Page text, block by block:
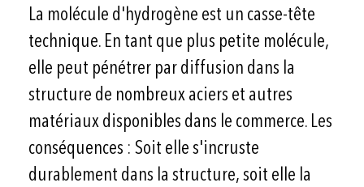
La molécule d'hydrogène est un casse-tête
technique. En tant que plus petite molécule,
elle peut pénétrer par diffusion dans la
structure de nombreux aciers et autres
matériaux disponibles dans le commerce. Les
conséquences : Soit elle s'incruste
durablement dans la structure, soit elle la